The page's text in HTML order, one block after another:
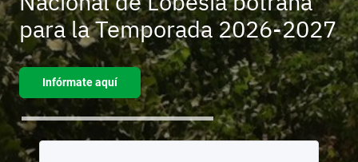
para la Temporada 2026-2027
Infórmate aquí